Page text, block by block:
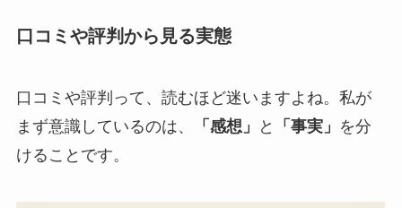
口コミや評判から見る実態
口コミや評判って、読むほど迷いますよね。私が
まず意識しているのは、
「感想」 と 「事実」 を分
けることです。